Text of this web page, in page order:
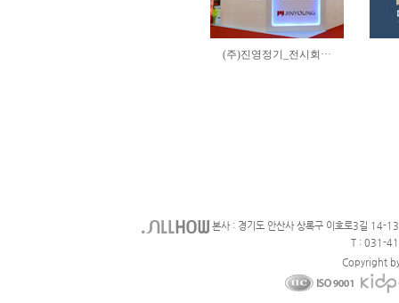
본사 : 경기도 안산사 상록구 이호로3길 14-
T : 031-
Copyright